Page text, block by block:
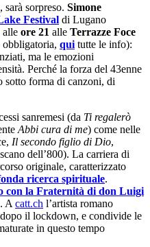
sarà sorpreso. Simone
Festival di Lugano
alle ore 21 alle Terrazze Foce
obbligatoria, qui tutte le info):
ma le emozioni
Perché la forza del 43enne
sotto forma di canzoni, di
sanremesi (da Ti regalerò
Abbi cura di me) come nelle
Il secondo figlio di Dio,
dell’800). La carriera di
originale, caratterizzato
ricerca spirituale.
con la Fraternità di don Luigi
A catt.ch l’artista romano
il lockdown, e condivide le
in questo tempo